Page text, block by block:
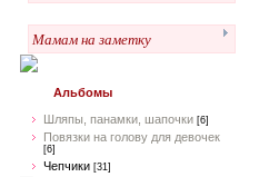
Мамам на заметку
Альбомы
Шляпы, панамки, шапочки [6]
Повязки на голову для девочек
[6]
Чепчики [31]